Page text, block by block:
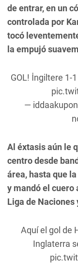
de entrar, en un
controlada por
tocó
la empujó
GOL! İngiltere 1-
—
Al éxtasis aún le
centro desde
área, hasta que
y mandó el cuero
Liga de Naciones
Aquí el gol de
Inglaterra